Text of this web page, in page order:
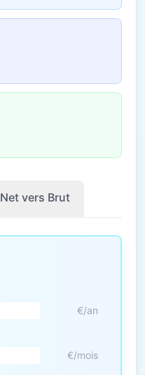
Net vers Brut
€/an
€/mois